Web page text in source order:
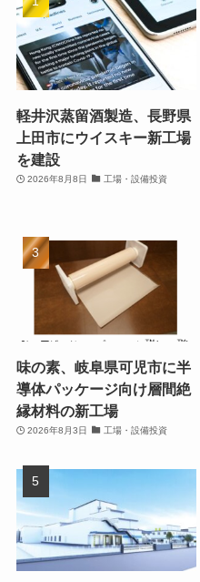
軽井沢蒸留酒製造、長野県
上田市にウイスキー新工場
を建設
2026年8月8日 工場・設備投資
味の素、岐阜県可児市に半
導体パッケージ向け層間絶
縁材料の新工場
2026年8月3日 工場・設備投資